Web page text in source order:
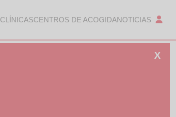
CLÍNICASCENTROS DE ACOGIDANOTICIAS
X